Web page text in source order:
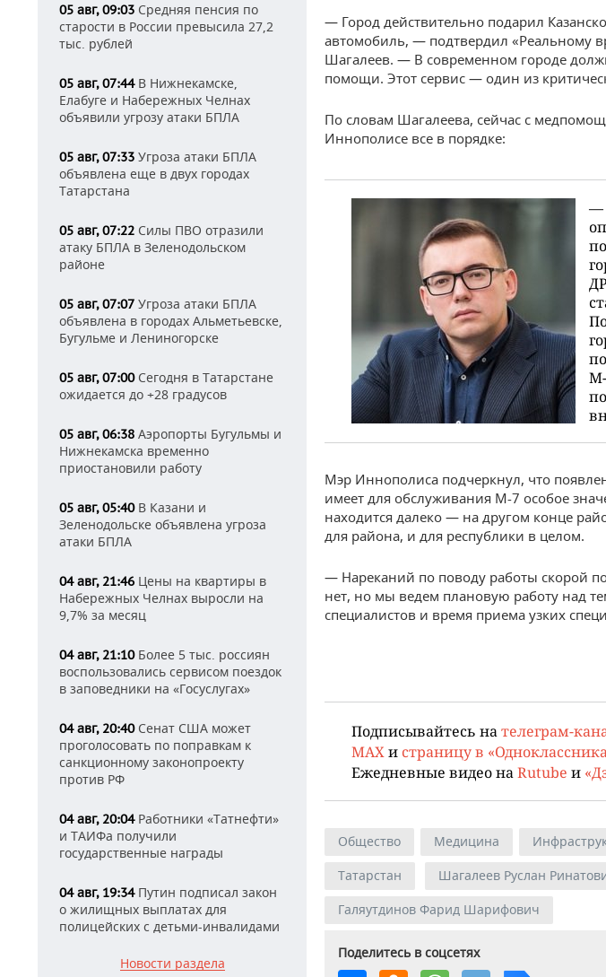
05 авг, 09:03 Средняя пенсия по
старости в России превысила 27,2
тыс. рублей
05 авг, 07:44В Нижнекамске,
Елабуге и Набережных Челнах
объявили угрозу атаки БПЛА
05 авг, 07:33 Угроза атаки БПЛА
объявлена еще в двух городах
Татарстана
05 авг, 07:22 Силы ПВО отразили
атаку БПЛА в Зеленодольском
районе
05 авг, 07:07 Угроза атаки БПЛА
объявлена в городах Альметьевске,
Бугульме и Лениногорске
05 авг, 07:00Сегодня в Татарстане
ожидается до +28 градусов
05 авг, 06:38 Аэропорты Бугульмы и
Нижнекамска временно
приостановили работу
05 авг, 05:40В Казани и
Зеленодольске объявлена угроза
атаки БПЛА
04 авг, 21:46 Цены на квартиры в
Набережных Челнах выросли на
9,7% за месяц
04 авг, 21:10Более 5 тыс. россиян
воспользовались сервисом поездок
в заповедники на «Госуслугах»
04 авг, 20:40Сенат США может
проголосовать по поправкам к
санкционному законопроекту
против РФ
04 авг, 20:04Работники «Татнефти»
и ТАИФа получили
государственные награды
04 авг, 19:34Путин подписал закон
о жилищных выплатах для
полицейских с детьми-инвалидами
Новости раздела
— Город действительно подарил
автомобиль, — подтвердил «Реальному
Шагалеев. — В современном городе
помощи. Этот сервис — один из
По словам Шагалеева, сейчас с
Иннополисе все в порядке:
—
Мэр Иннополиса подчеркнул, что
имеет для обслуживания М-7 особое
находится далеко — на другом конце
для района, и для республики в целом.
— Нареканий по поводу работы скорой
нет, но мы ведем плановую работу над
специалистов и время приема узких
Подписывайтесь на телеграм-
MAX и страницу в
Ежедневные видео на Rutube и
Общество Медицина
Татарстан
Шагалеев Руслан
Галяутдинов Фарид Шарифович
Поделитесь в соцсетях